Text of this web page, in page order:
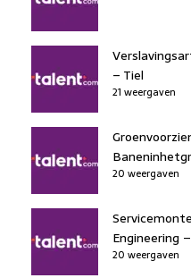
– Tiel
21 weergaven
20 weergaven
Engineering
20 weergaven